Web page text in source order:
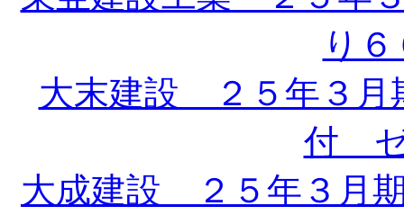
り
大末建設 ２５年３
付 ゼ
大成建設 ２５年３月